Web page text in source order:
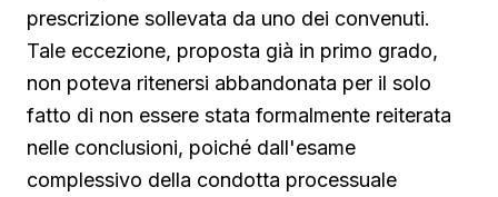
prescrizione sollevata da uno dei convenuti.
Tale eccezione, proposta già in primo grado,
non poteva ritenersi abbandonata per il solo
fatto di non essere stata formalmente reiterata
nelle conclusioni, poiché dall'esame
complessivo della condotta processuale